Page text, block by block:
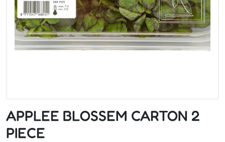
APPLEE BLOSSEM CARTON 2
PIECE